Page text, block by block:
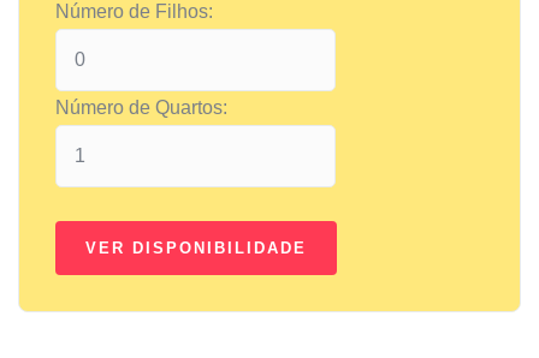
Número de Filhos:
Número de Quartos: